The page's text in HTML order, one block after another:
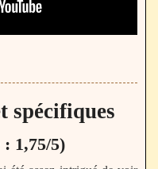
spécifiques
1,75/5)